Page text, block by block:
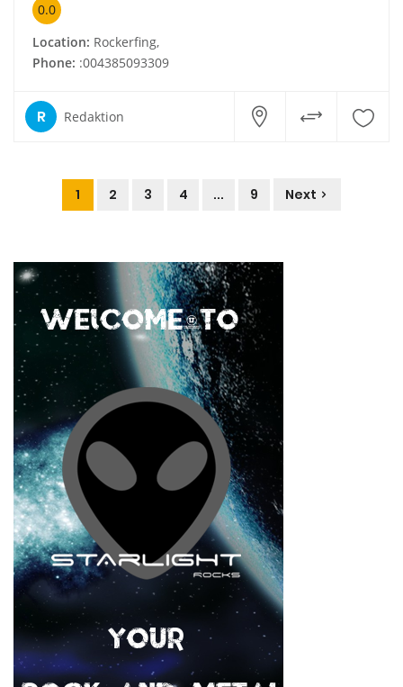
0.0
Location: Rockerfing,
Phone: :004385093309
R Redaktion
1 2 3 4 ... 9 Next